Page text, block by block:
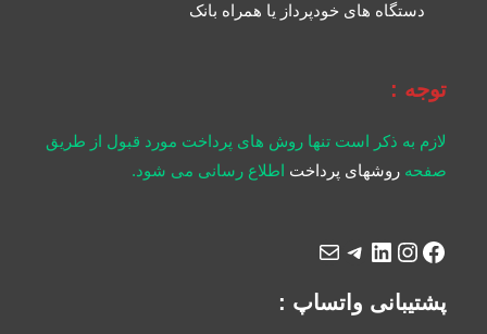
دستگاه های خودپرداز یا همراه بانک
توجه :
لازم به ذکر است تنها روش های پرداخت مورد قبول از طریق
صفحهروشهای پرداخت اطلاع رسانی می شود.
پشتیبانی واتساپ :